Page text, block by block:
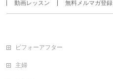
動画レッスン 無料メルマガ登録
ビフォーアフター
主婦